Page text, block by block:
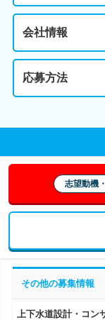
会社情報
応募方法
志望動機
その他の募集情報
上下水道設計・コ